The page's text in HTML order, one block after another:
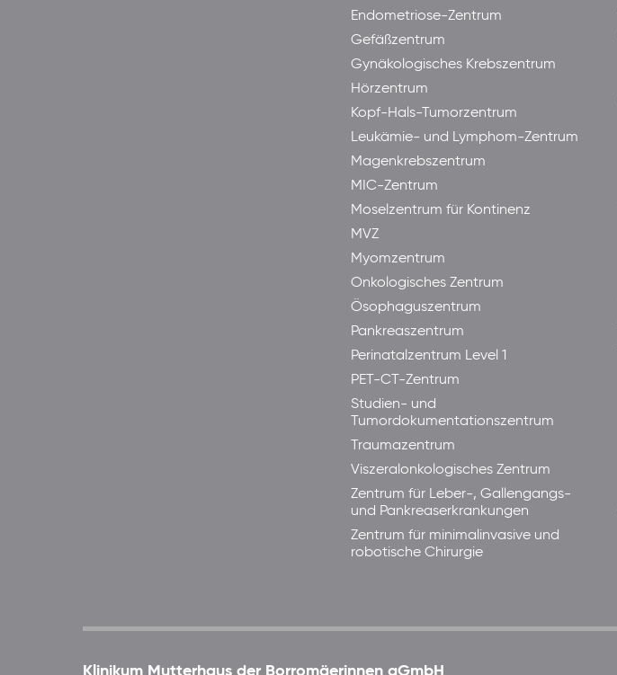
Endometriose-Zentrum
Gefäßzentrum
Gynäkologisches Krebszentrum
Hörzentrum
Kopf-Hals-Tumorzentrum
Leukämie- und Lymphom-Zentrum
Magenkrebszentrum
MIC-Zentrum
Moselzentrum für Kontinenz
MVZ
Myomzentrum
Onkologisches Zentrum
Ösophaguszentrum
Pankreaszentrum
Perinatalzentrum Level 1
PET-CT-Zentrum
Studien- und
Tumordokumentationszentrum
Traumazentrum
Viszeralonkologisches Zentrum
Zentrum für Leber-, Gallengangs-
und Pankreaserkrankungen
Zentrum für minimalinvasive und
robotische Chirurgie
Klinikum Mutterhaus der Borromäerinnen gGmbH